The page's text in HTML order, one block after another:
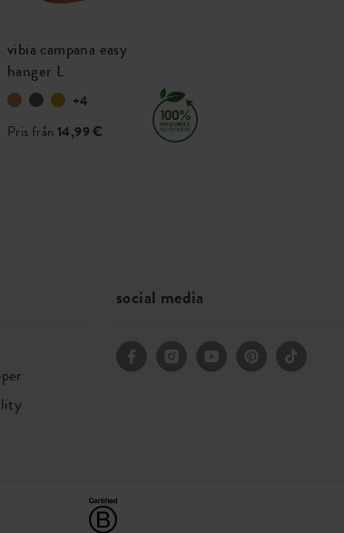
vibia campana easy
hanger L
+4
Pris från 14,99 €
social media